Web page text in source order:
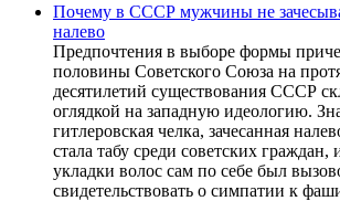
Почему в СССР мужчины не
налево
Предпочтения в выборе формы
половины Советского Союза на
десятилетий существования СССР
оглядкой на западную идеологию.
гитлеровская челка, зачесанная
стала табу среди советских граждан,
укладки волос сам по себе был
свидетельствовать о симпатии к